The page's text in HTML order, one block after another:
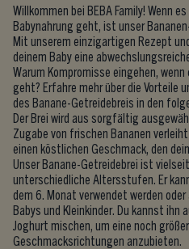
Willkommen bei BEBA Family! Wenn
Babynahrung geht, ist unser
Mit unserem einzigartigen Rezept
deinem Baby eine
Warum Kompromisse eingehen,
geht? Erfahre mehr über die Vorteile
des Banane-Getreidebreis in den
Der Brei wird aus sorgfältig
Zugabe von frischen Bananen
einen köstlichen Geschmack, den
Unser Banane-Getreidebrei ist
unterschiedliche Altersstufen. Er
dem 6. Monat verwendet werden
Babys und Kleinkinder. Du kannst
Joghurt mischen, um eine noch
Geschmacksrichtungen anzubieten.